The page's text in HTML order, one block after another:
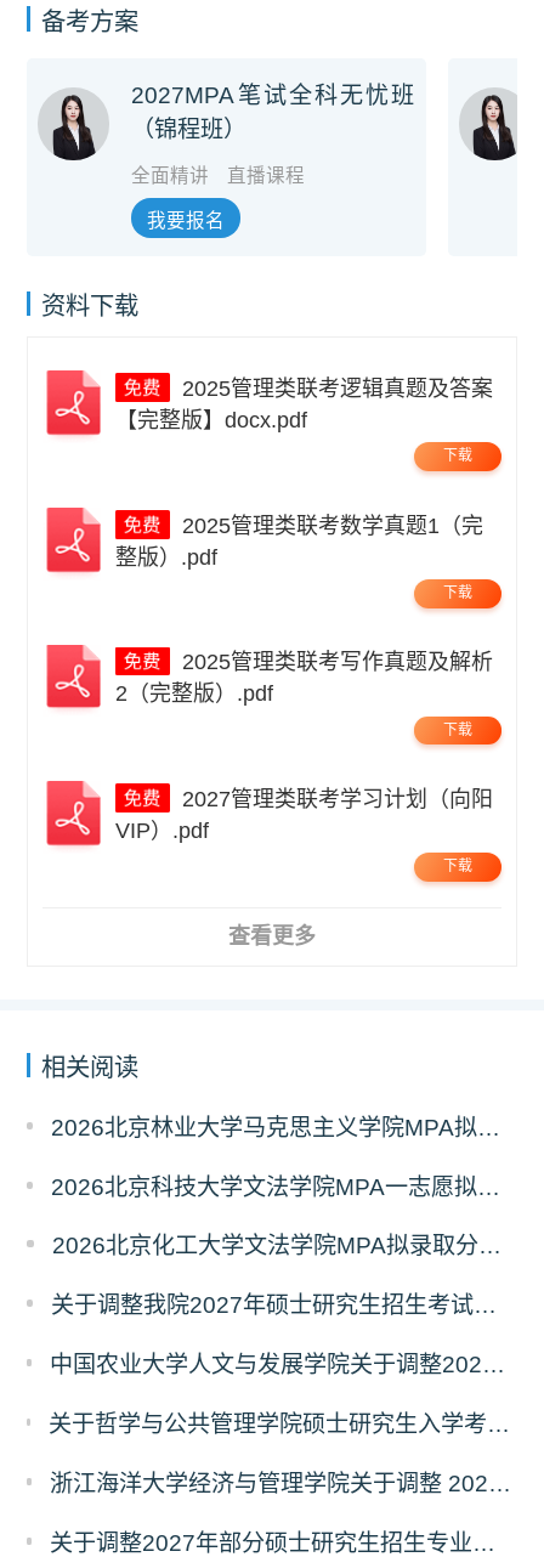
备考方案
2027MPA笔试全科无忧班
（锦程班）
全面精讲 直播课程
我要报名
资料下载
【完整版】docx.pdf
下载
整版）.pdf
下载
2（完整版）.pdf
下载
VIP）.pdf
下载
查看更多
相关阅读
2026北京林业大学马克思主义学院MPA拟录取分析解读
2026北京科技大学文法学院MPA一志愿拟录取分析解读
2026北京化工大学文法学院MPA拟录取分析解读
关于调整我院2027年硕士研究生招生考试科目及参考书的通知
中国农业大学人文与发展学院关于调整2027年硕士研究生招生考试初试科目的通知
关于哲学与公共管理学院硕士研究生入学考试（初试） 考试科目及参考书目变更的通知（二）
浙江海洋大学经济与管理学院关于调整 2027年硕士研究生招生考试初试科目的公告
关于调整2027年部分硕士研究生招生专业初试考试科目的公告（持续更新中）